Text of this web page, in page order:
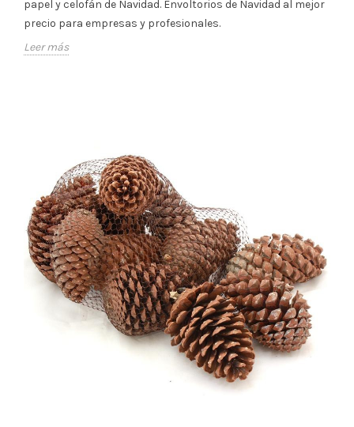
papel y celofán de Navidad. Envoltorios de Navidad al mejor
precio para empresas y profesionales.
Leer más